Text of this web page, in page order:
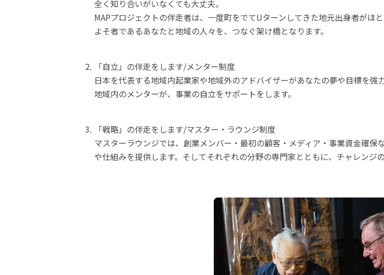
全く知り合いがいなくても大丈夫。
MAPプロジェクトの伴走者は、一度町をでてUターンしてきた地元出身者がほと
よそ者であるあなたと地域の人々を、つなぐ架け橋となります。
「自立」の伴走をします/メンター制度
日本を代表する地域内起業家や地域外のアドバイザーがあなたの夢や目標を強
地域内のメンターが、事業の自立をサポートをします。
「戦略」の伴走をします/マスター・ラウンジ制度
マスターラウンジでは、創業メンバー・最初の顧客・メディア・事業資金確
や仕組みを提供します。そしてそれぞれの分野の専門家とともに、チャレンジ